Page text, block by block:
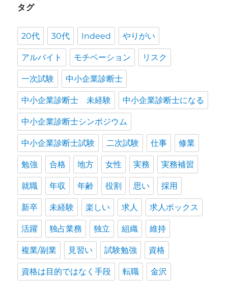
タグ
20代 30代 Indeed やりがい
アルバイト モチベーション リスク
一次試験 中小企業診断士
中小企業診断士 未経験 中小企業診断士になる
中小企業診断士シンポジウム
中小企業診断士試験 二次試験 仕事 修業
勉強 合格 地方 女性 実務 実務補習
就職 年収 年齢 役割 思い 採用
新卒 未経験 楽しい 求人 求人ボックス
活躍 独占業務 独立 組織 維持
複業/副業 見習い 試験勉強 資格
資格は目的ではなく手段 転職 金沢